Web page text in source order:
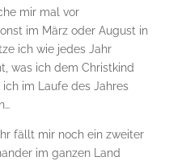
mir mal vor
im März oder August in
ich wie jedes Jahr
was ich dem Christkind
im Laufe des Jahres
fällt mir noch ein zweiter
im ganzen Land